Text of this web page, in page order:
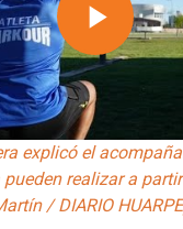
Play
Video
explicó el
realizar a
/ DIARIO